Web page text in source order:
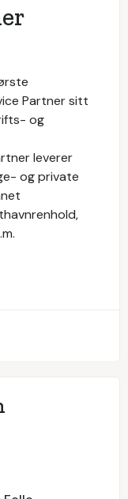
Partner sitt
og
leverer
og private